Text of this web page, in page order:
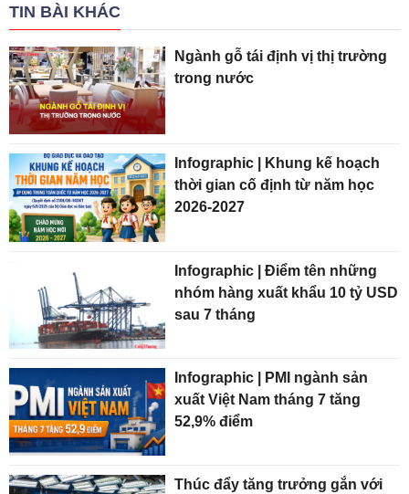
TIN BÀI KHÁC
Ngành gỗ tái định vị thị trường
trong nước
Infographic | Khung kế hoạch
thời gian cố định từ năm học
2026-2027
Infographic | Điểm tên những
nhóm hàng xuất khẩu 10 tỷ USD
sau 7 tháng
Infographic | PMI ngành sản
xuất Việt Nam tháng 7 tăng
52,9% điểm
Thúc đẩy tăng trưởng gắn với